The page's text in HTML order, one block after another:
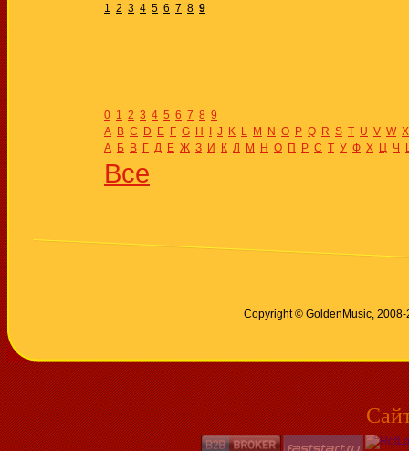
1 2 3 4 5 6 7 8 9
0 1 2 3 4 5 6 7 8 9
A B C D E F G H I J K L M N O P Q R S T U V W X
А Б В Г Д Е Ж З И К Л М Н О П Р С Т У Ф Х Ц Ч
Все
Copyright © GoldenMusic, 2008-